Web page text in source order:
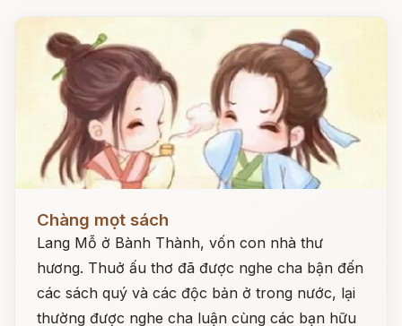
Chàng mọt sách
Lang Mỗ ở Bành Thành, vốn con nhà thư
hương. Thuở ấu thơ đã được nghe cha bận đến
các sách quý và các độc bản ở trong nước, lại
thường được nghe cha luận cùng các bạn hữu